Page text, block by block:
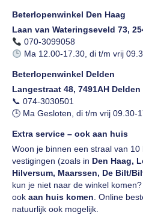
Beterlopenwinkel Den Haag
Laan van Wateringseveld 73,
070-3099058
Ma 12.00-17.30, di t/m vrij
Beterlopenwinkel Delden
Langestraat 48, 7491AH Delden
📞 074-3030501
🕒 Ma Gesloten, di t/m vrij 09.30-
Extra service – ook aan huis
Woon je binnen een straal van
vestigingen (zoals in Den Haag,
Hilversum, Maarssen, De Bilt/
kun je niet naar de winkel
ook aan huis komen. Online
natuurlijk ook mogelijk.